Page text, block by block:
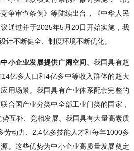
争审查条例》等陆续出台，《中华人民
通过并于2025年5月20日开始实施，我
计不断健全、制度环境不断优化。
小企业发展提供广阔空间。 我国具有超
亿多人口和4亿多中等收入群体的超大
用场景。我国具有产业体系配套完整的
合国产业分类中全部工业门类的国家，
互补、竞相发展。我国具有大量高素质
劳动力、2.4亿多技能人才和每年1000多
。这些优势为中小企业高质量发展奠定